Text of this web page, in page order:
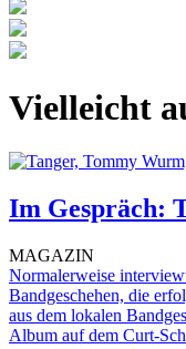
Vielleicht
Im Gespräch:
MAGAZIN
Normalerweise
Bandgeschehen, die
aus dem lokalen
Album auf dem Curt-